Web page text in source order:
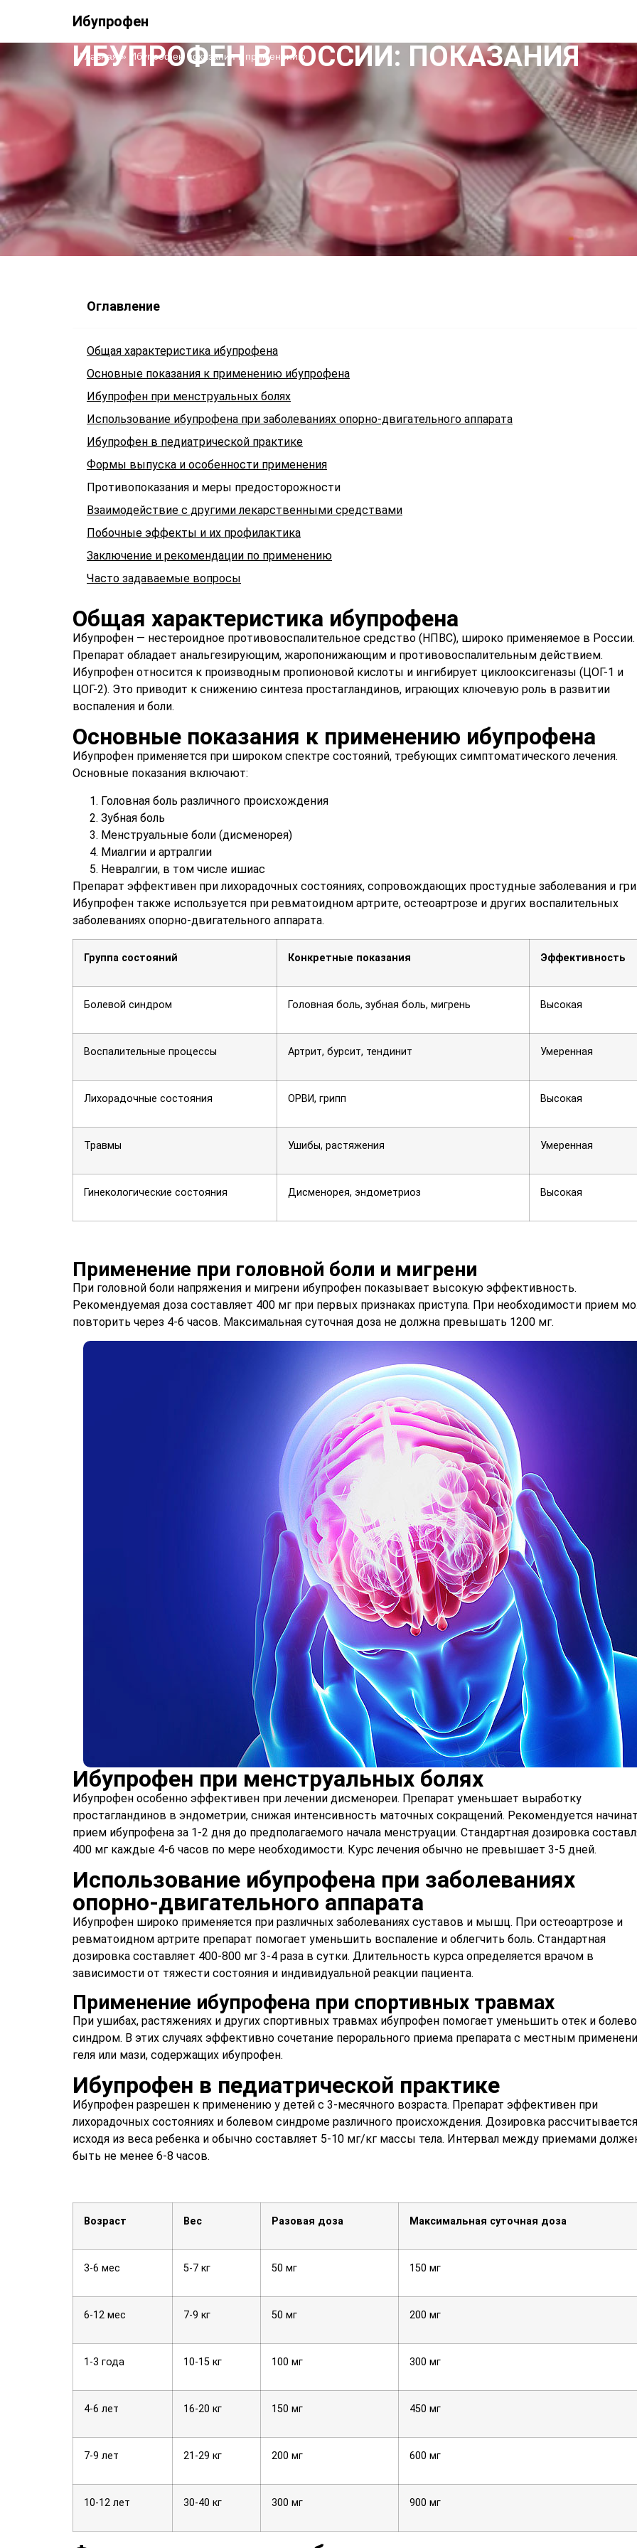
Ибупрофен
ИБУПРОФЕН В РОССИИ: ПОКАЗАНИЯ
Главная» Ибупрофен показания к применению
Оглавление
Общая характеристика ибупрофена
Основные показания к применению ибупрофена
Ибупрофен при менструальных болях
Использование ибупрофена при заболеваниях опорно-двигательного аппарата
Ибупрофен в педиатрической практике
Формы выпуска и особенности применения
Противопоказания и меры предосторожности
Взаимодействие с другими лекарственными средствами
Побочные эффекты и их профилактика
Заключение и рекомендации по применению
Часто задаваемые вопросы
Общая характеристика ибупрофена
Ибупрофен — нестероидное противовоспалительное средство (НПВС), широко применяемое в России.
Препарат обладает анальгезирующим, жаропонижающим и противовоспалительным действием.
Ибупрофен относится к производным пропионовой кислоты и ингибирует циклооксигеназы (ЦОГ-1 и
ЦОГ-2). Это приводит к снижению синтеза простагландинов, играющих ключевую роль в развитии
воспаления и боли.
Основные показания к применению ибупрофена
Ибупрофен применяется при широком спектре состояний, требующих симптоматического лечения.
Основные показания включают:
Головная боль различного происхождения
Зубная боль
Менструальные боли (дисменорея)
Миалгии и артралгии
Невралгии, в том числе ишиас
Препарат эффективен при лихорадочных состояниях, сопровождающих простудные заболевания и
Ибупрофен также используется при ревматоидном артрите, остеоартрозе и других воспалительных
заболеваниях опорно-двигательного аппарата.
Группа состояний Конкретные показания Эффективность
Болевой синдром Головная боль, зубная боль, мигрень Высокая
Воспалительные процессы Артрит, бурсит, тендинит Умеренная
Лихорадочные состояния ОРВИ, грипп Высокая
Травмы Ушибы, растяжения Умеренная
Гинекологические состояния Дисменорея, эндометриоз Высокая
Применение при головной боли и мигрени
При головной боли напряжения и мигрени ибупрофен показывает высокую эффективность.
Рекомендуемая доза составляет 400 мг при первых признаках приступа. При необходимости прием
повторить через 4-6 часов. Максимальная суточная доза не должна превышать 1200 мг.
Ибупрофен при менструальных болях
Ибупрофен особенно эффективен при лечении дисменореи. Препарат уменьшает выработку
простагландинов в эндометрии, снижая интенсивность маточных сокращений. Рекомендуется
прием ибупрофена за 1-2 дня до предполагаемого начала менструации. Стандартная дозировка
400 мг каждые 4-6 часов по мере необходимости. Курс лечения обычно не превышает 3-5 дней.
Использование ибупрофена при заболеваниях
опорно-двигательного аппарата
Ибупрофен широко применяется при различных заболеваниях суставов и мышц. При остеоартрозе и
ревматоидном артрите препарат помогает уменьшить воспаление и облегчить боль. Стандартная
дозировка составляет 400-800 мг 3-4 раза в сутки. Длительность курса определяется врачом в
зависимости от тяжести состояния и индивидуальной реакции пациента.
Применение ибупрофена при спортивных травмах
При ушибах, растяжениях и других спортивных травмах ибупрофен помогает уменьшить отек и
синдром. В этих случаях эффективно сочетание перорального приема препарата с местным
геля или мази, содержащих ибупрофен.
Ибупрофен в педиатрической практике
Ибупрофен разрешен к применению у детей с 3-месячного возраста. Препарат эффективен при
лихорадочных состояниях и болевом синдроме различного происхождения. Дозировка рассчитывается
исходя из веса ребенка и обычно составляет 5-10 мг/кг массы тела. Интервал между приемами
быть не менее 6-8 часов.
Возраст Вес Разовая доза Максимальная суточная доза
3-6 мес 5-7 кг 50 мг 150 мг
6-12 мес 7-9 кг 50 мг 200 мг
1-3 года 10-15 кг 100 мг 300 мг
4-6 лет 16-20 кг 150 мг 450 мг
7-9 лет 21-29 кг 200 мг 600 мг
10-12 лет 30-40 кг 300 мг 900 мг